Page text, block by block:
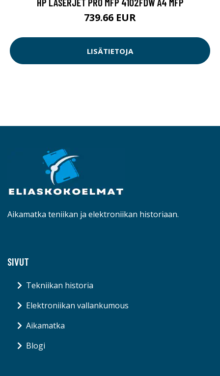
739.66 EUR
LISÄTIETOJA
Aikamatka teniikan ja elektroniikan historiaan.
SIVUT
Tekniikan historia
Elektroniikan vallankumous
Aikamatka
Blogi